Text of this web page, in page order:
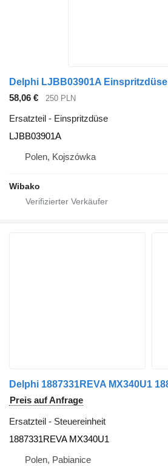
Delphi LJBB03901A Einspritzdüse
58,06 €
250 PLN
Ersatzteil - Einspritzdüse
LJBB03901A
Polen, Kojszówka
Wibako
Preis auf Anfrage
Ersatzteil - Steuereinheit
1887331REVA MX340U1
Polen, Pabianice